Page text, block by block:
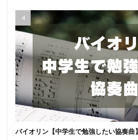
バイオリン【中学生で勉強したい協奏曲】